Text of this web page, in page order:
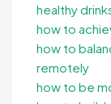
healthy
how to
how to
remotely
how to be